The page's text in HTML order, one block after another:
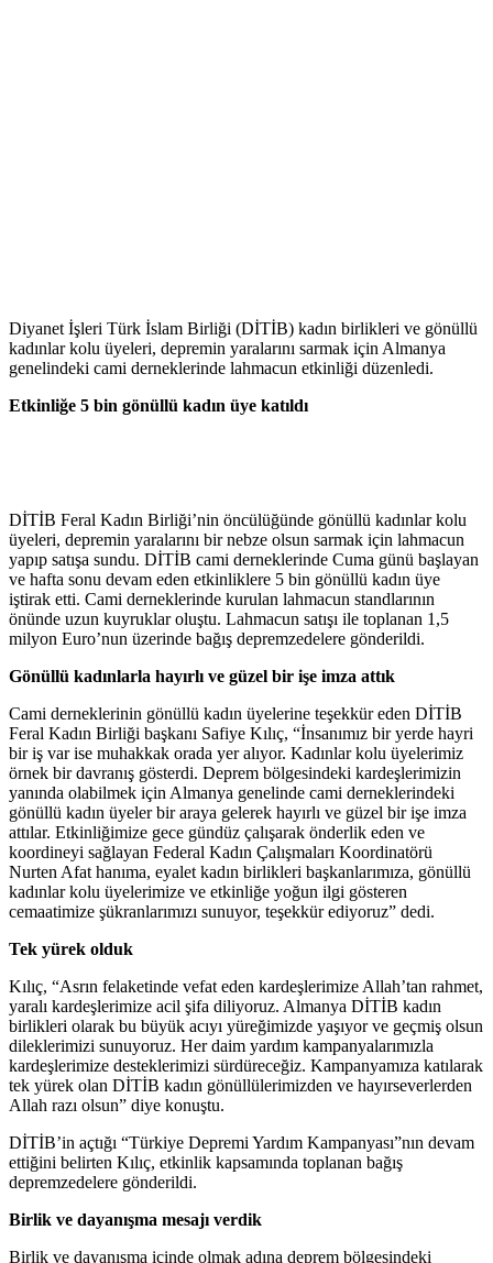
Diyanet İşleri Türk İslam Birliği (DİTİB) kadın birlikleri ve gönüllü
kadınlar kolu üyeleri, depremin yaralarını sarmak için Almanya
genelindeki cami derneklerinde lahmacun etkinliği düzenledi.
Etkinliğe 5 bin gönüllü kadın üye katıldı
DİTİB Feral Kadın Birliği’nin öncülüğünde gönüllü kadınlar kolu
üyeleri, depremin yaralarını bir nebze olsun sarmak için lahmacun
yapıp satışa sundu. DİTİB cami derneklerinde Cuma günü başlayan
ve hafta sonu devam eden etkinliklere 5 bin gönüllü kadın üye
iştirak etti. Cami derneklerinde kurulan lahmacun standlarının
önünde uzun kuyruklar oluştu. Lahmacun satışı ile toplanan 1,5
milyon Euro’nun üzerinde bağış depremzedelere gönderildi.
Gönüllü kadınlarla hayırlı ve güzel bir işe imza attık
Cami derneklerinin gönüllü kadın üyelerine teşekkür eden DİTİB
Feral Kadın Birliği başkanı Safiye Kılıç, “İnsanımız bir yerde hayri
bir iş var ise muhakkak orada yer alıyor. Kadınlar kolu üyelerimiz
örnek bir davranış gösterdi. Deprem bölgesindeki kardeşlerimizin
yanında olabilmek için Almanya genelinde cami derneklerindeki
gönüllü kadın üyeler bir araya gelerek hayırlı ve güzel bir işe imza
attılar. Etkinliğimize gece gündüz çalışarak önderlik eden ve
koordineyi sağlayan Federal Kadın Çalışmaları Koordinatörü
Nurten Afat hanıma, eyalet kadın birlikleri başkanlarımıza, gönüllü
kadınlar kolu üyelerimize ve etkinliğe yoğun ilgi gösteren
cemaatimize şükranlarımızı sunuyor, teşekkür ediyoruz” dedi.
Tek yürek olduk
Kılıç, “Asrın felaketinde vefat eden kardeşlerimize Allah’tan rahmet,
yaralı kardeşlerimize acil şifa diliyoruz. Almanya DİTİB kadın
birlikleri olarak bu büyük acıyı yüreğimizde yaşıyor ve geçmiş olsun
dileklerimizi sunuyoruz. Her daim yardım kampanyalarımızla
kardeşlerimize desteklerimizi sürdüreceğiz. Kampanyamıza katılarak
tek yürek olan DİTİB kadın gönüllülerimizden ve hayırseverlerden
Allah razı olsun” diye konuştu.
DİTİB’in açtığı “Türkiye Depremi Yardım Kampanyası”nın devam
ettiğini belirten Kılıç, etkinlik kapsamında toplanan bağış
depremzedelere gönderildi.
Birlik ve dayanışma mesajı verdik
Birlik ve dayanışma içinde olmak adına deprem bölgesindeki